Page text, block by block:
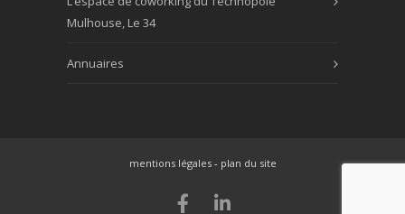
Mulhouse, Le 34
Annuaires
mentions légales- plan du site